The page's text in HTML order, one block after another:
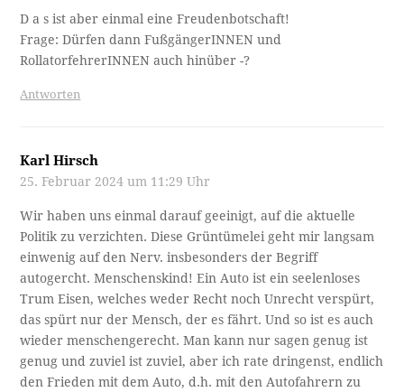
D a s ist aber einmal eine Freudenbotschaft!
Frage: Dürfen dann FußgängerINNEN und
RollatorfehrerINNEN auch hinüber -?
Antworten
Karl Hirsch
25. Februar 2024 um 11:29 Uhr
Wir haben uns einmal darauf geeinigt, auf die aktuelle
Politik zu verzichten. Diese Grüntümelei geht mir langsam
einwenig auf den Nerv. insbesonders der Begriff
autogercht. Menschenskind! Ein Auto ist ein seelenloses
Trum Eisen, welches weder Recht noch Unrecht verspürt,
das spürt nur der Mensch, der es fährt. Und so ist es auch
wieder menschengerecht. Man kann nur sagen genug ist
genug und zuviel ist zuviel, aber ich rate dringenst, endlich
den Frieden mit dem Auto, d.h. mit den Autofahrern zu